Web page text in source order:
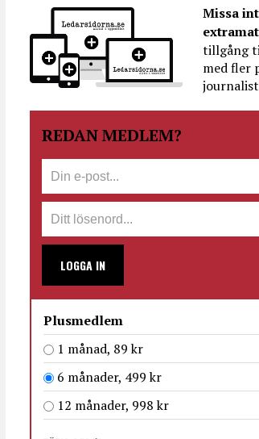
Missa
tillgång
med fler
REDAN MEDLEM?
LOGGA IN
Plusmedlem
1 månad, 89 kr
6 månader, 499 kr
12 månader, 998 kr